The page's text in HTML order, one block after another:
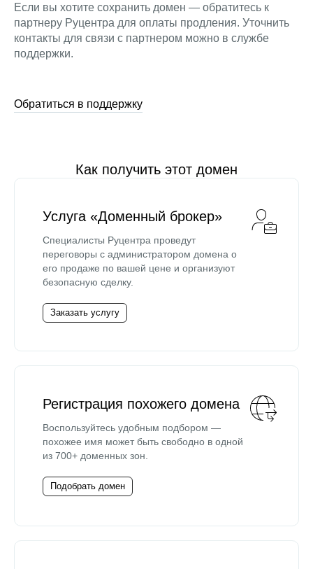
Если вы хотите сохранить домен — обратитесь к
партнеру Руцентра для оплаты продления. Уточнить
контакты для связи с партнером можно в службе
поддержки.
Обратиться в поддержку
Как получить этот домен
Услуга «Доменный брокер»
Специалисты Руцентра проведут
переговоры с администратором домена о
его продаже по вашей цене и организуют
безопасную сделку.
Заказать услугу
Регистрация похожего домена
Воспользуйтесь удобным подбором —
похожее имя может быть свободно в одной
из 700+ доменных зон.
Подобрать домен